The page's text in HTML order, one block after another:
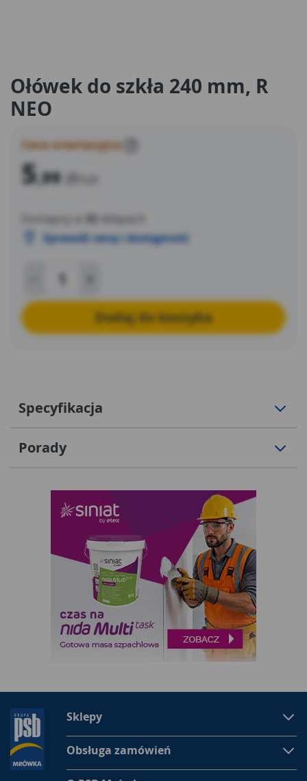
Ołówek do szkła 240 mm, R
NEO
Cena orientacyjna
5,99 zł
Dostępny w
sklepach
Sprawdź cenę i dostępność
Dodaj do koszyka
Specyfikacja
Porady
Sklepy
Obsługa zamówień